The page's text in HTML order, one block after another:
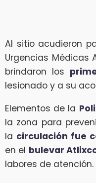
Al sitio acudieron
Urgencias Médicas
brindaron los
lesionado y a su
Elementos de la
la zona para
la circulación fue
en el bulevar
labores de atención.